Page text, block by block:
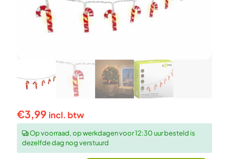
€3,99 incl. btw
Op voorraad, op werkdagen voor 12:30 uur besteld is
dezelfde dag nog verstuurd